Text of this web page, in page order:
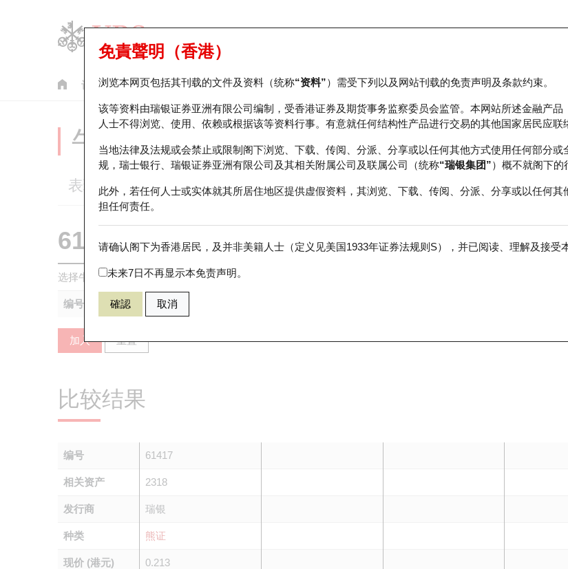
认股证 牛熊证 美股指数产品 轮证市场统计 正股数据及市场统计 瑞银轮证教室
免責聲明（香港）
浏览本网页包括其刊载的文件及资料（统称“资料”）需受下列以及网站刊载的免责声明及条款约束。
该等资料由瑞银证券亚洲有限公司编制，受香港证券及期货事务监察委员会监管。本网站所述金融产品
人士不得浏览、使用、依赖或根据该等资料行事。有意就任何结构性产品进行交易的其他国家居民应联
当地法律及法规或会禁止或限制阁下浏览、下载、传阅、分派、分享或以任何其他方式使用任何部分
规，瑞士银行、瑞银证券亚洲有限公司及其相关附属公司及联属公司（统称“瑞银集团”）概不就阁下的
此外，若任何人士或实体就其所居住地区提供虚假资料，其浏览、下载、传阅、分派、分享或以任何
担任何责任。
请确认阁下为香港居民，及并非美籍人士（定义见美国1933年证券法规则S），并已阅读、理解及接受
未来7日不再显示本免责声明。
確認 取消
牛熊证分析仪
表现 街货统计 比较
61417 瑞银熊证 2318 中国平安
选择牛熊证作比较 *你可以选择最多五只牛熊证
编号
加入 重置
比较结果
编号 61417
相关资产 2318
发行商 瑞银
种类 熊证
现价 (港元) 0.213